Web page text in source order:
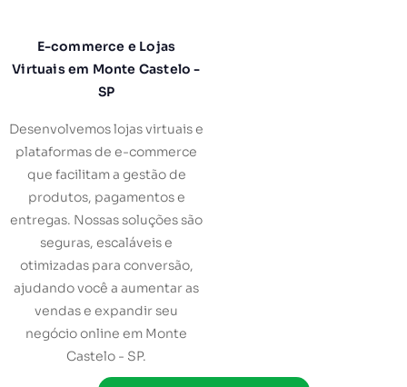
E-commerce e Lojas
Virtuais em Monte Castelo -
SP
Desenvolvemos lojas virtuais e
plataformas de e-commerce
que facilitam a gestão de
produtos, pagamentos e
entregas. Nossas soluções são
seguras, escaláveis e
otimizadas para conversão,
ajudando você a aumentar as
vendas e expandir seu
negócio online em Monte
Castelo - SP.